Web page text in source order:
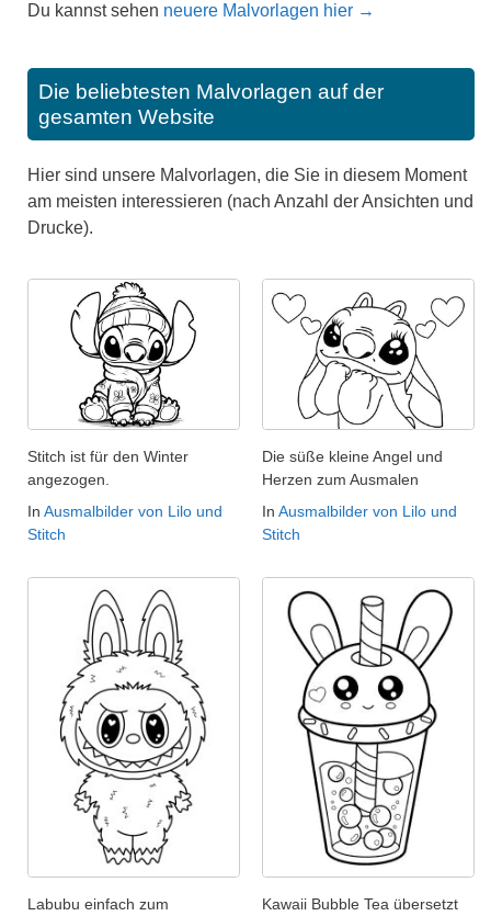
Du kannst sehen neuere Malvorlagen hier →
Die beliebtesten Malvorlagen auf der
gesamten Website
Hier sind unsere Malvorlagen, die Sie in diesem Moment
am meisten interessieren (nach Anzahl der Ansichten und
Drucke).
Stitch ist für den Winter
angezogen.
In Ausmalbilder von Lilo und
Stitch
Die süße kleine Angel und
Herzen zum Ausmalen
In Ausmalbilder von Lilo und
Stitch
Labubu einfach zum
Kawaii Bubble Tea übersetzt